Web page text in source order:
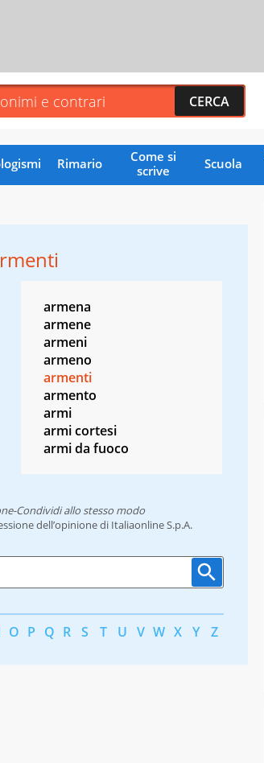
Rimario
Come si
scrive
Scuola
armena
armene
armeni
armeno
armenti
armento
armi
armi cortesi
armi da fuoco
Condividi allo stesso modo
dell’opinione di Italiaonline S.p.A.
O P Q R S T U V W X Y Z